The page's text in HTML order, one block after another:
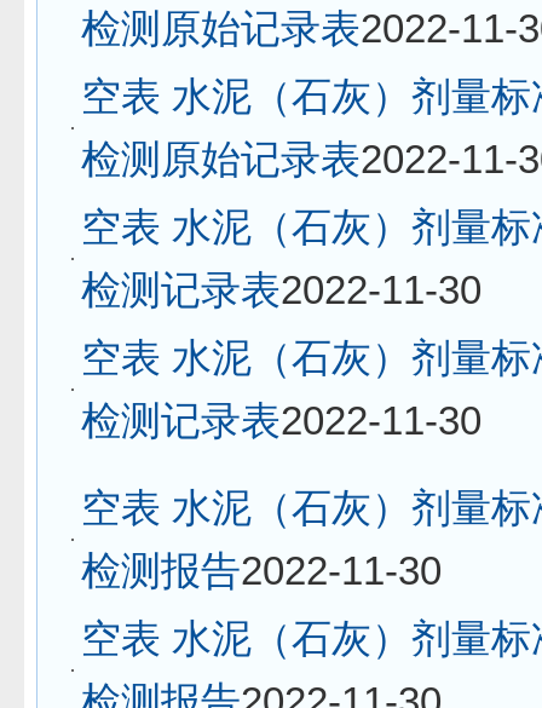
检测原始记录表2022-11-
空表 水泥（石灰）剂量
检测原始记录表2022-11-
空表 水泥（石灰）剂量
检测记录表2022-11-30
空表 水泥（石灰）剂量
检测记录表2022-11-30
空表 水泥（石灰）剂量
检测报告2022-11-30
空表 水泥（石灰）剂量